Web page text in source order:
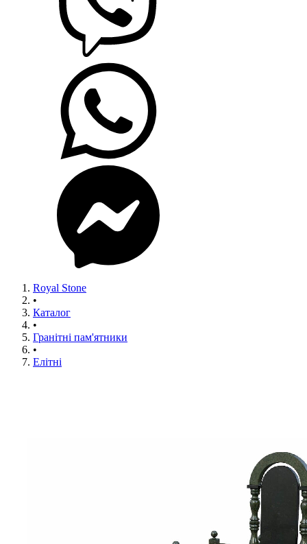
Royal Stone
•
Каталог
•
Гранітні пам'ятники
•
Елітні